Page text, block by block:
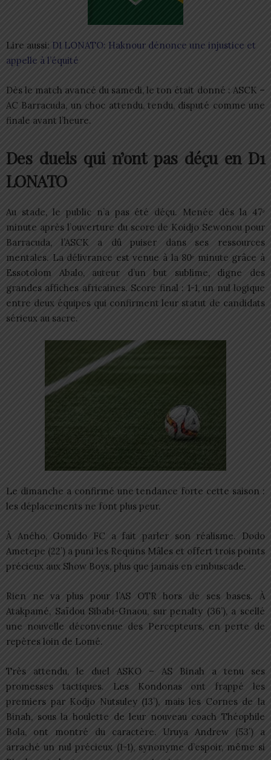
Lire aussi: D1 LONATO: Haknour dénonce une injustice et
appelle à l’équité
Dès le match avancé du samedi, le ton était donné : ASCK –
AC Barracuda, un choc attendu, tendu, disputé comme une
finale avant l’heure.
Des duels qui n’ont pas déçu en D1
LONATO
Au stade, le public n’a pas été déçu. Menée dès la 47ᵉ
minute après l’ouverture du score de Koidjo Sewonou pour
Barracuda, l’ASCK a dû puiser dans ses ressources
mentales. La délivrance est venue à la 80ᵉ minute grâce à
Essotolom Abalo, auteur d’un but sublime, digne des
grandes affiches africaines. Score final : 1-1, un nul logique
entre deux équipes qui confirment leur statut de candidats
sérieux au sacre.
Le dimanche a confirmé une tendance forte cette saison :
les déplacements ne font plus peur.
À Aného, Gomido FC a fait parler son réalisme. Dodo
Ametepe (22’) a puni les Requins Mâles et offert trois points
précieux aux Show Boys, plus que jamais en embuscade.
Rien ne va plus pour l’AS OTR hors de ses bases. À
Atakpamé, Saïdou Sibabi-Gnaou, sur penalty (36’), a scellé
une nouvelle déconvenue des Percepteurs, en perte de
repères loin de Lomé.
Très attendu, le duel ASKO – AS Binah a tenu ses
promesses tactiques. Les Kondonas ont frappé les
premiers par Kodjo Nutsuley (13’), mais les Cornes de la
Binah, sous la houlette de leur nouveau coach Théophile
Bola, ont montré du caractère. Uruya Andrew (53’) a
arraché un nul précieux (1-1), synonyme d’espoir, même si